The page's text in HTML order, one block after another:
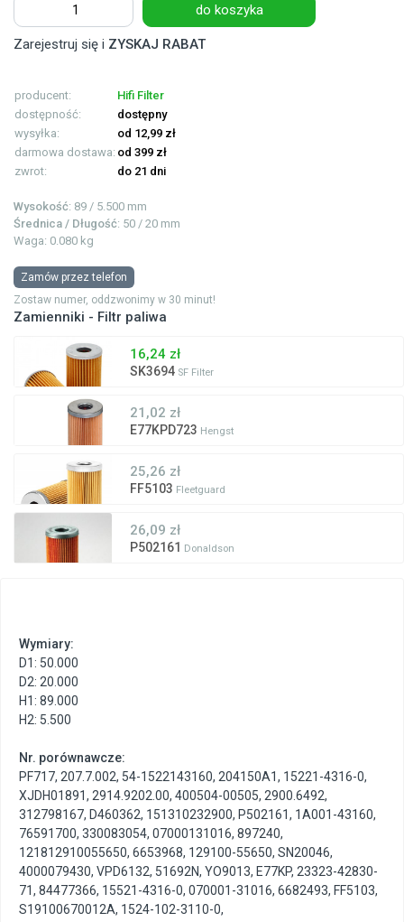
do koszyka
Zarejestruj się i ZYSKAJ RABAT
producent:
Hifi Filter
dostępność:
dostępny
wysyłka:
od 12,99 zł
darmowa dostawa: od 399 zł
zwrot:
do 21 dni
Wysokość: 89 / 5.500 mm
Średnica / Długość: 50 / 20 mm
Waga: 0.080 kg
Zamów przez telefon
Zostaw numer, oddzwonimy w 30 minut!
Zamienniki - Filtr paliwa
16,24 zł
SK3694 SF Filter
21,02 zł
E77KPD723 Hengst
25,26 zł
FF5103 Fleetguard
26,09 zł
P502161 Donaldson
Wymiary:
D1: 50.000
D2: 20.000
H1: 89.000
H2: 5.500
Nr. porównawcze:
PF717, 207.7.002, 54-1522143160, 204150A1, 15221-4316-0,
XJDH01891, 2914.9202.00, 400504-00505, 2900.6492,
312798167, D460362, 151310232900, P502161, 1A001-43160,
76591700, 330083054, 07000131016, 897240,
121812910055650, 6653968, 129100-55650, SN20046,
4000079430, VPD6132, 51692N, YO9013, E77KP, 23323-42830-
71, 84477366, 15521-4316-0, 070001-31016, 6682493, FF5103,
S19100670012A, 1524-102-3110-0,